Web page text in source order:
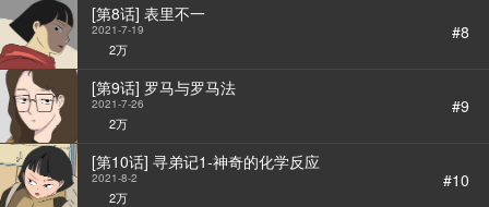
[第8话] 表里不一
2021-7-19
2万
#8
[第9话] 罗马与罗马法
2021-7-26
2万
#9
[第10话] 寻弟记1-神奇的化学反应
2021-8-2
2万
#10